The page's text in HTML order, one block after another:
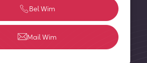
Bel Wim
Mail Wim